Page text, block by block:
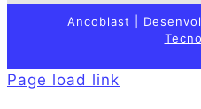
Ancoblast |
Page load link